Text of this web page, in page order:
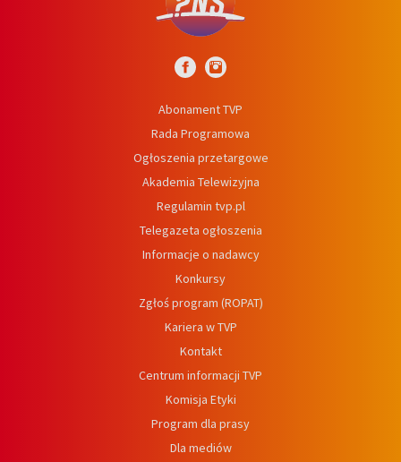
Abonament TVP
Rada Programowa
Ogłoszenia przetargowe
Akademia Telewizyjna
Regulamin tvp.pl
Telegazeta ogłoszenia
Informacje o nadawcy
Konkursy
Zgłoś program (ROPAT)
Kariera w TVP
Kontakt
Centrum informacji TVP
Komisja Etyki
Program dla prasy
Dla mediów